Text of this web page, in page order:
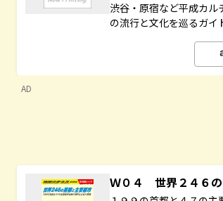
渋谷・原宿など平成カ
の流行と文化を巡るガイ
AD
Ｗ０４ 世界２４６